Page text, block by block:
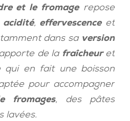
et le fromagerepose
acidité, effervescenceet
dans sa version
de la fraîcheuret
qui en fait une boisson
pour accompagner
fromages, des pâtes
lavées.